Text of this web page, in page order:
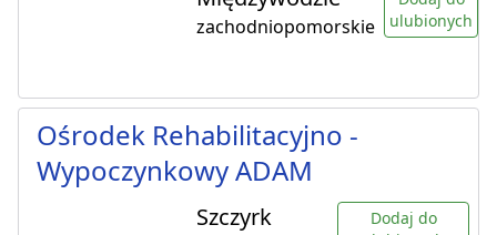
zachodniopomorskie
ulubionych
Ośrodek Rehabilitacyjno -
Wypoczynkowy ADAM
Szczyrk
Dodaj do